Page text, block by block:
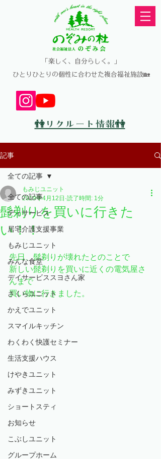
​「楽しく、自分らしく。」
​ひとりひとりの個性に合わせた複合福祉施設🏡
👫リクルート情報👫
記事
全ての記事
ディサービス
居宅介護支援事業
もみじユニット
みんな食堂
デイサービススヨさん家
さくらユニット
かえでユニット
スマイルキッチン
わくわく快護セミナー
生活支援ハウス
けやきユニット
みずきユニット
ショートスティ
お知らせ
こぶしユニット
グループホーム
全ての記事
髭剃りを買いに行きた
い！！
もみじユニット
2019年4月12日 読了時間: 1分
先日、髭剃りが壊れたとのことで
新しい髭剃りを買いに近くの電気屋さ
んまで
買い物に行きました。